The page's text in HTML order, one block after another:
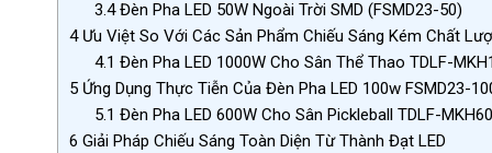
3.4Đèn Pha LED 50W Ngoài Trời SMD (FSMD23-50)
4Ưu Việt So Với Các Sản Phẩm Chiếu Sáng Kém Chất
4.1 Đèn Pha LED 1000W Cho Sân Thể Thao TDLF-
5 Ứng Dụng Thực Tiễn Của Đèn Pha LED 100w FSMD23-
5.1 Đèn Pha LED 600W Cho Sân Pickleball TDLF-
6 Giải Pháp Chiếu Sáng Toàn Diện Từ Thành Đạt LED